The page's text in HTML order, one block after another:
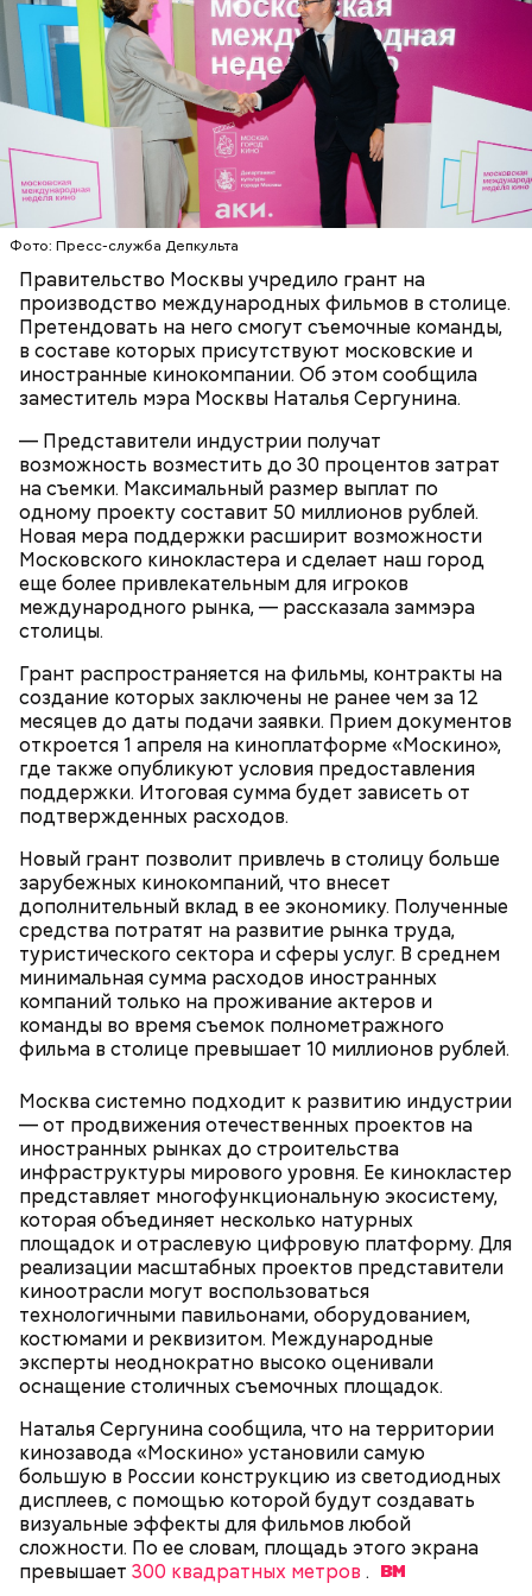
Фото: Пресс-служба Депкульта
Правительство Москвы учредило грант на
производство международных фильмов в столице.
Претендовать на него смогут съемочные команды,
в составе которых присутствуют московские и
иностранные кинокомпании. Об этом сообщила
заместитель мэра Москвы Наталья Сергунина.
— Представители индустрии получат
возможность возместить до 30 процентов затрат
на съемки. Максимальный размер выплат по
одному проекту составит 50 миллионов рублей.
Новая мера поддержки расширит возможности
Московского кинокластера и сделает наш город
еще более привлекательным для игроков
международного рынка, — рассказала заммэра
столицы.
Грант распространяется на фильмы, контракты на
создание которых заключены не ранее чем за 12
месяцев до даты подачи заявки. Прием документов
откроется 1 апреля на киноплатформе «Москино»,
где также опубликуют условия предоставления
поддержки. Итоговая сумма будет зависеть от
подтвержденных расходов.
Новый грант позволит привлечь в столицу больше
зарубежных кинокомпаний, что внесет
дополнительный вклад в ее экономику. Полученные
средства потратят на развитие рынка труда,
туристического сектора и сферы услуг. В среднем
минимальная сумма расходов иностранных
компаний только на проживание актеров и
команды во время съемок полнометражного
фильма в столице превышает 10 миллионов рублей.
Москва системно подходит к развитию индустрии
— от продвижения отечественных проектов на
иностранных рынках до строительства
инфраструктуры мирового уровня. Ее кинокластер
представляет многофункциональную экосистему,
которая объединяет несколько натурных
площадок и отраслевую цифровую платформу. Для
реализации масштабных проектов представители
киноотрасли могут воспользоваться
технологичными павильонами, оборудованием,
костюмами и реквизитом. Международные
эксперты неоднократно высоко оценивали
оснащение столичных съемочных площадок.
Наталья Сергунина сообщила, что на территории
кинозавода «Москино» установили самую
большую в России конструкцию из светодиодных
дисплеев, с помощью которой будут создавать
визуальные эффекты для фильмов любой
сложности. По ее словам, площадь этого экрана
превышает 300 квадратных метров .
На главной странице сайтаkarta.mos.ruможно
найти тематические подборки скидок и самые
выгодные предложения, которые доступны на
В разделе «Каталог» представлены все
предложения партнеров. В нем можно включить
сортировку по типам льготы, интересующим
товарам и услугам, брендам, станциям метро и
другим.
Также существует раздел «Стать партнером»,
который будет полезен представителям бизнеса. В
нем можно найти информацию о том, какие
преимущества дает предпринимателям участие в
программе лояльности. Там же можно заполнить и
отправить заявку на присоединение к ней.
Кто может получить карту москвича
Маршрут зеленого кольца проходит через:
Ботанический сад РАН;
Лосиный Остров;
Измайловский парк;
Кемеровский лесопарк;
Парк Кузьминки;
Парк 850-летия Москвы;
Братеевскую пойму;
Борисовские пруды;
Царицыно;
Битцевский лес;
Теплый Стан;
Парк победы;
Долину реки Сетунь;
Парк Фили;
Парк Покровское-Стрешнево;
Тимирязевский парк.
Карта маршрута
Фото: Пресс-служба ЦОДД
Обеспечение комфорта и
безопасности
В Большом Гнездниковском переулке Мастер
впервые увидел Маргариту с букетом мимоз в
руках. Именно здесь в доме № 10, где было
московское отделение газеты «Накануне», работал
Михаил Булгаков. Кстати, этот дом упоминается в
сборнике писателя «Дьяволиада» и очерке «Сорок
сороков».
Исследователи считают, что в Большом
Гнездниковском переулке Михаил Булгаков
впервые увидел Елену Шиловскую. Она была его
третьей женой и хранительницей литературного
наследия писателя. Они познакомились в доме №
10, когда были в гостях у общих друзей. Они сразу
влюбились друг в друга, несмотря на то, что оба на
тот момент состояли в браке.
Дом Грибоедова
В романе «Мастер и Маргарита» объединение
литераторов МАССОЛИТ, которое возглавлял
Михаил Берлиоз, находится в двухэтажном
старинном доме. Прообразом стал Дом Герцена на
Тверском бульваре, 25. В 1920-х годах здесь было
несколько литературных организаций —
Российская ассоциация пролетарских писателей и
Московская ассоциация пролетарских писателей.
Сегодня здесь располагается Литературный
институт имени Максима Горького.